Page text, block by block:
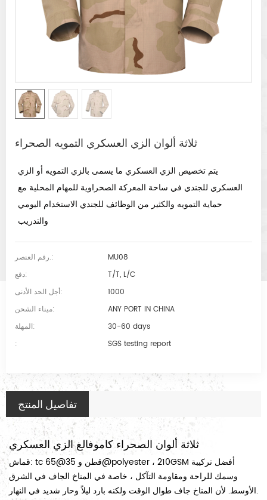
ثلاثة ألوان الزي العسكري التمويه الصحراء
يتم تخصيص الزي العسكري ما يسمى بالزي التمويه أو الزي
العسكري للجندي في ساحة المعركة الصحراوية للمهام المحلية مع
حماية التمويه والكثير من الوظائف للجندي الاستخدام اليومي
والتدريب
رقم العنصر.:
MU08
دفع:
T/T, L/C
أجل الحد الأدنى:
1000
ميناء الشحن:
ANY PORT IN CHINA
المهلة:
30-60 days
:
SGS testing report
تفاصيل المنتج
ثلاثة ألوان الصحراء كاموفالغ الزي العسكري
قماش: tc 65@قطن و 35@polyester ، 210GSM أفضل تركيبة
وسمك للراحة ومقاومة التآكل ، خاصة في المناخ الجاف في الشرق
الأوسط. لأن المناخ جاف طوال الوقت ولكنه بارد ليلاً وحار شديد في النهار.